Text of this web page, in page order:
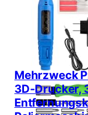
Mehrzweck
3D-Drucker,